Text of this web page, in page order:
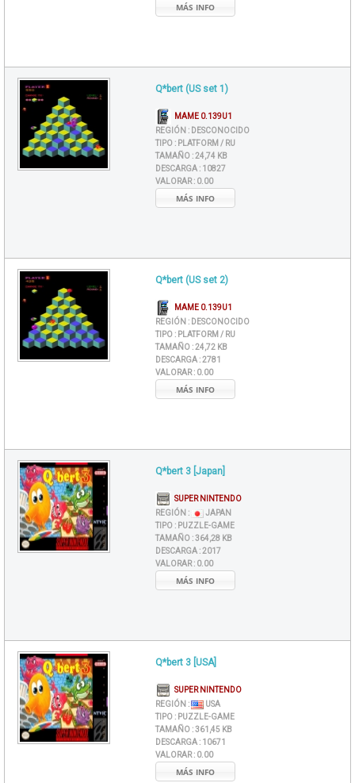
MÁS INFO
Q*bert (US set 1)
MAME 0.139U1
REGIÓN : DESCONOCIDO
TIPO : PLATFORM / RU
TAMAÑO :24,74 KB
DESCARGA : 10827
VALORAR : 0.00
MÁS INFO
Q*bert (US set 2)
MAME 0.139U1
REGIÓN : DESCONOCIDO
TIPO : PLATFORM / RU
TAMAÑO :24,72 KB
DESCARGA :2781
VALORAR : 0.00
MÁS INFO
Q*bert 3 [Japan]
SUPER NINTENDO
REGIÓN :
JAPAN
TIPO : PUZZLE-GAME
TAMAÑO :364,28 KB
DESCARGA :2017
VALORAR : 0.00
MÁS INFO
Q*bert 3 [USA]
SUPER NINTENDO
REGIÓN :
USA
TIPO : PUZZLE-GAME
TAMAÑO :361,45 KB
DESCARGA : 10671
VALORAR : 0.00
MÁS INFO